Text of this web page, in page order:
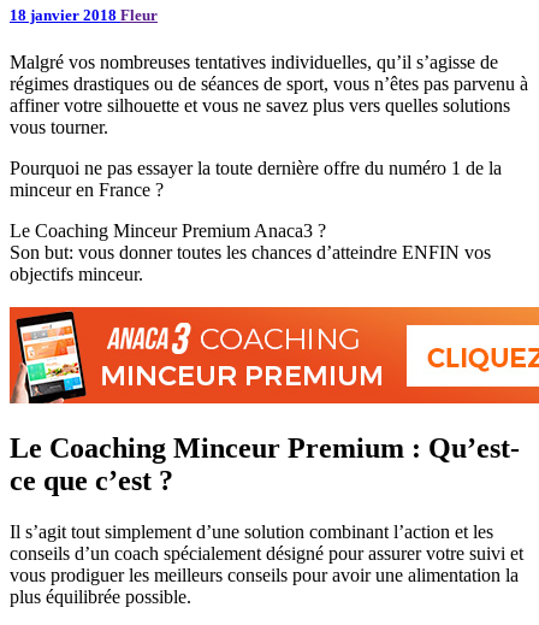
18 janvier 2018 Fleur
Malgré vos nombreuses tentatives individuelles, qu’il s’agisse de
régimes drastiques ou de séances de sport, vous n’êtes pas parvenu à
affiner votre silhouette et vous ne savez plus vers quelles solutions
vous tourner.
Pourquoi ne pas essayer la toute dernière offre du numéro 1 de la
minceur en France ?
Le Coaching Minceur Premium Anaca3 ?
Son but: vous donner toutes les chances d’atteindre ENFIN vos
objectifs minceur.
Le Coaching Minceur Premium : Qu’est-
ce que c’est ?
Il s’agit tout simplement d’une solution combinant l’action et les
conseils d’un coach spécialement désigné pour assurer votre suivi et
vous prodiguer les meilleurs conseils pour avoir une alimentation la
plus équilibrée possible.